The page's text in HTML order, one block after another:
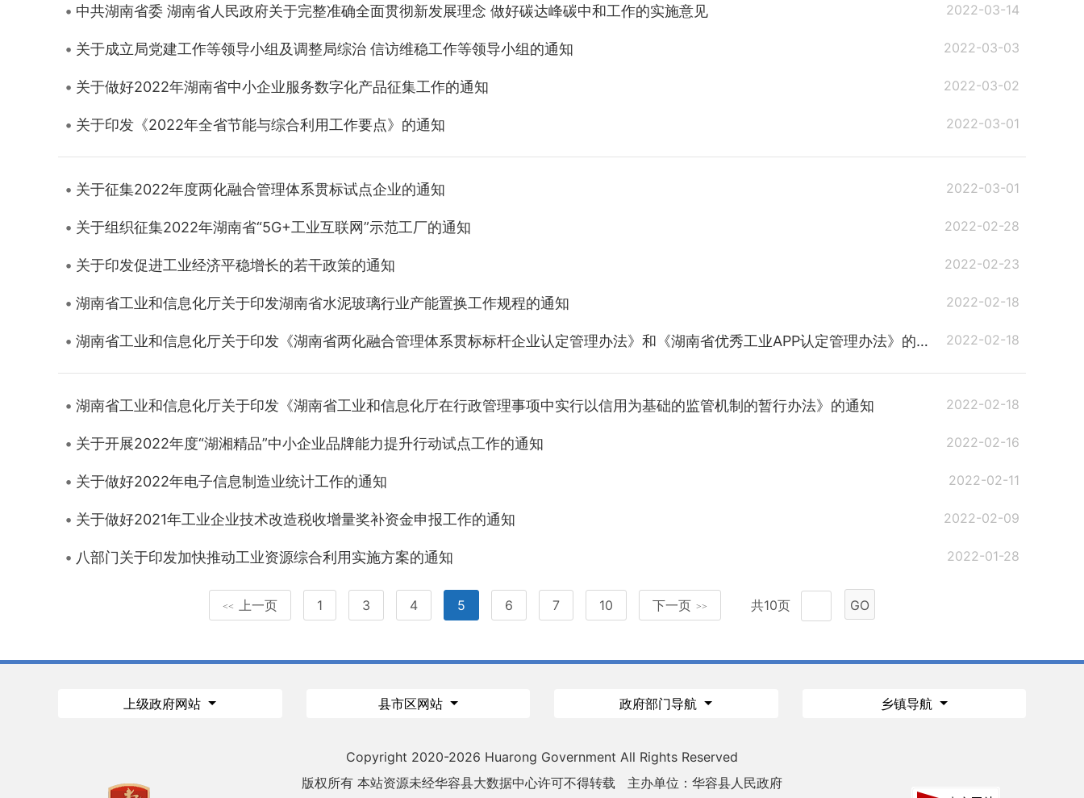
中共湖南省委 湖南省人民政府关于完整准确全面贯彻新发展理念 做好碳达峰碳中和工作的实施意见 2022-03-14
关于成立局党建工作等领导小组及调整局综治 信访维稳工作等领导小组的通知 2022-03-03
关于做好2022年湖南省中小企业服务数字化产品征集工作的通知 2022-03-02
关于印发《2022年全省节能与综合利用工作要点》的通知 2022-03-01
关于征集2022年度两化融合管理体系贯标试点企业的通知 2022-03-01
关于组织征集2022年湖南省“5G+工业互联网”示范工厂的通知 2022-02-28
关于印发促进工业经济平稳增长的若干政策的通知 2022-02-23
湖南省工业和信息化厅关于印发湖南省水泥玻璃行业产能置换工作规程的通知 2022-02-18
湖南省工业和信息化厅关于印发《湖南省两化融合管理体系贯标标杆企业认定管理办法》和《湖南省优秀工业APP认定管理办法》的通知 2022-02-18
湖南省工业和信息化厅关于印发《湖南省工业和信息化厅在行政管理事项中实行以信用为基础的监管机制的暂行办法》的通知 2022-02-18
关于开展2022年度“湖湘精品”中小企业品牌能力提升行动试点工作的通知 2022-02-16
关于做好2022年电子信息制造业统计工作的通知 2022-02-11
关于做好2021年工业企业技术改造税收增量奖补资金申报工作的通知 2022-02-09
八部门关于印发加快推动工业资源综合利用实施方案的通知 2022-01-28
<< 上一页 1 3 4 5 6 7 10 下一页 >> 共10页 GO
上级政府网站 县市区网站 政府部门导航 乡镇导航
Copyright 2020-2026 Huarong Government All Rights Reserved
版权所有 本站资源未经华容县大数据中心许可不得转载
主办单位：华容县人民政府